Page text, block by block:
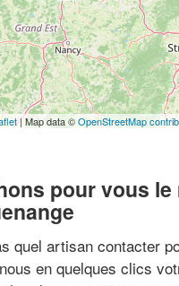
| Map data ©OpenStreetMap
pour vous le
quel artisan contacter
en quelques clics